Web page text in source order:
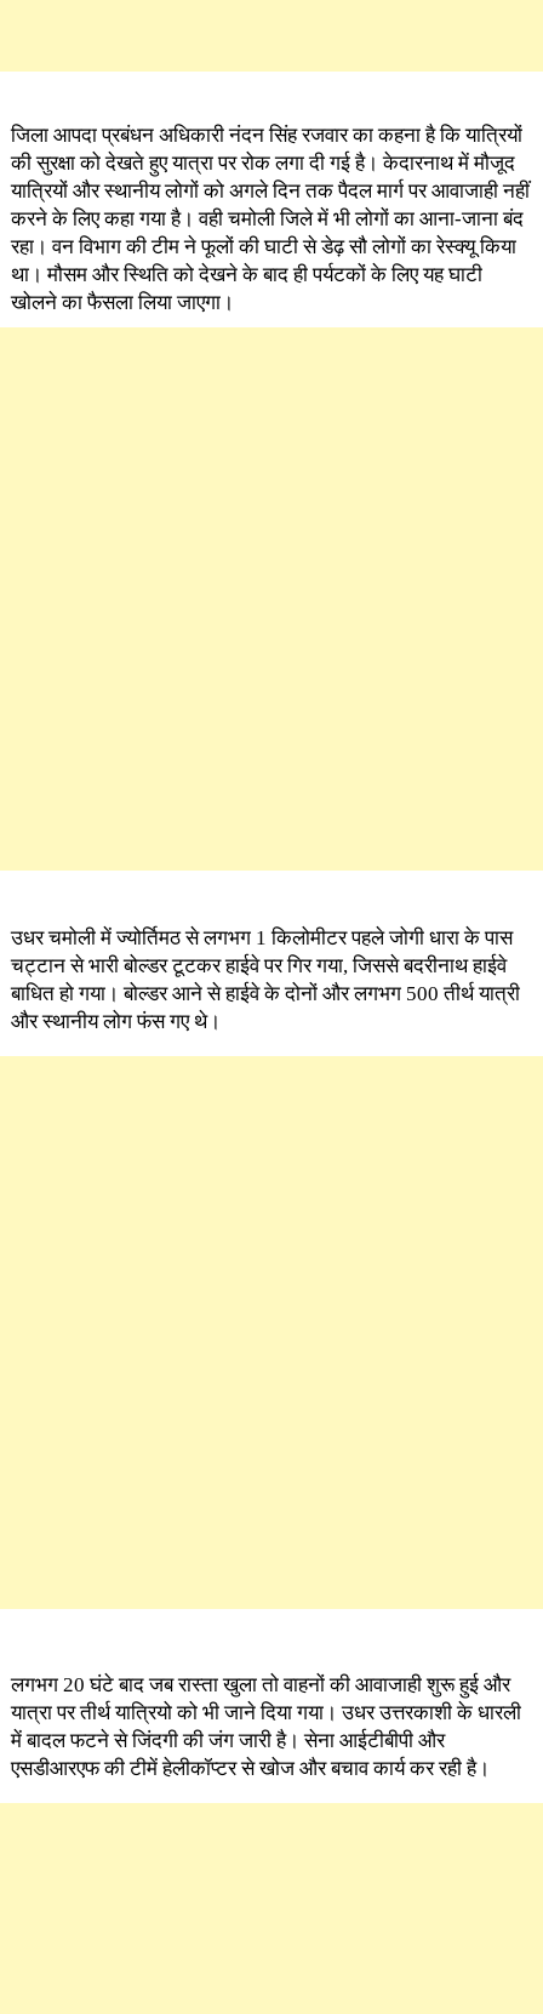
जिला आपदा प्रबंधन अधिकारी नंदन सिंह रजवार का कहना है कि यात्रियों
की सुरक्षा को देखते हुए यात्रा पर रोक लगा दी गई है। केदारनाथ में मौजूद
यात्रियों और स्थानीय लोगों को अगले दिन तक पैदल मार्ग पर आवाजाही नहीं
करने के लिए कहा गया है। वही चमोली जिले में भी लोगों का आना-जाना बंद
रहा। वन विभाग की टीम ने फूलों की घाटी से डेढ़ सौ लोगों का रेस्क्यू किया
था। मौसम और स्थिति को देखने के बाद ही पर्यटकों के लिए यह घाटी
खोलने का फैसला लिया जाएगा।
उधर चमोली में ज्योर्तिमठ से लगभग 1 किलोमीटर पहले जोगी धारा के पास
चट्टान से भारी बोल्डर टूटकर हाईवे पर गिर गया, जिससे बदरीनाथ हाईवे
बाधित हो गया। बोल्डर आने से हाईवे के दोनों और लगभग 500 तीर्थ यात्री
और स्थानीय लोग फंस गए थे।
लगभग 20 घंटे बाद जब रास्ता खुला तो वाहनों की आवाजाही शुरू हुई और
यात्रा पर तीर्थ यात्रियो को भी जाने दिया गया। उधर उत्तरकाशी के धारली
में बादल फटने से जिंदगी की जंग जारी है। सेना आईटीबीपी और
एसडीआरएफ की टीमें हेलीकॉप्टर से खोज और बचाव कार्य कर रही है।